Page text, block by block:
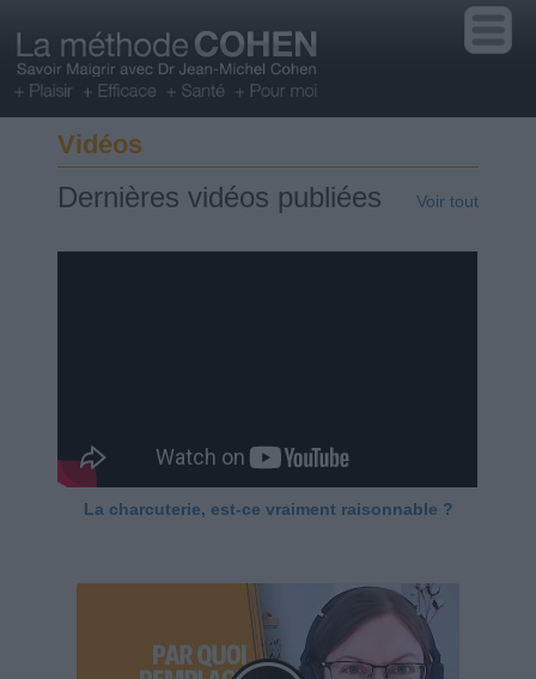
Vidéos
Dernières vidéos publiées Voir tout
La charcuterie, est-ce vraiment raisonnable ?